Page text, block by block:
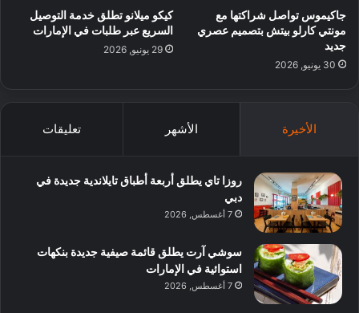
جاكيموس تواصل شراكتها مع
مونتي كارلو بيتش بتصميم عصري
جديد
30 يونيو, 2026
كيكو ميلانو تطلق خدمة التوصيل
السريع عبر طلبات في الإمارات
29 يونيو, 2026
الأخيرة الأشهر تعليقات
روزا تاي يطلق أربعة أطباق تايلاندية جديدة في
دبي
7 أغسطس, 2026
سوشي آرت يطلق قائمة صيفية جديدة بنكهات
استوائية في الإمارات
7 أغسطس, 2026